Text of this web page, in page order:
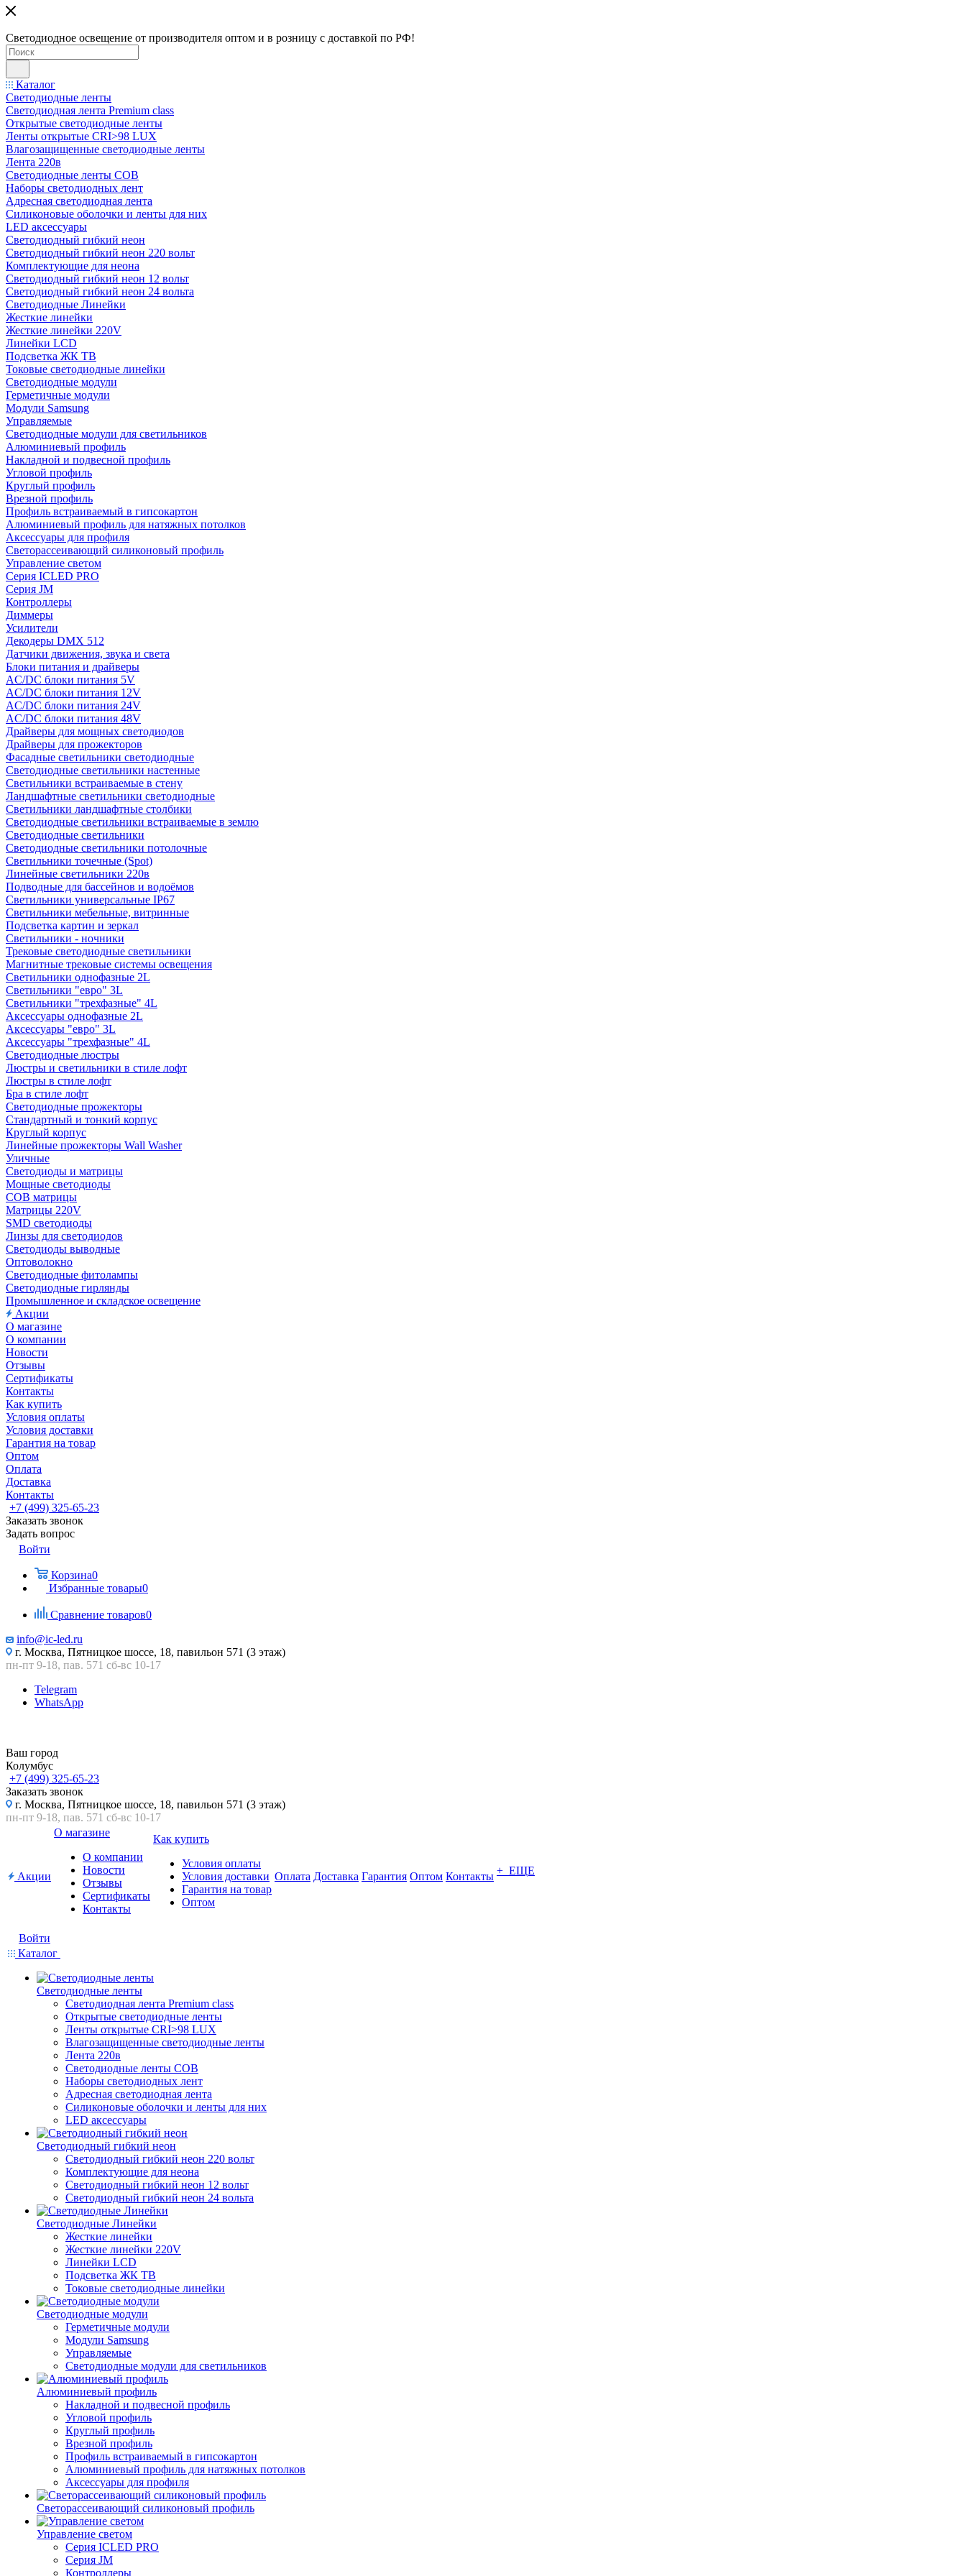
Светодиодное освещение от производителя оптом и в розницу с доставкой по РФ!
Каталог
Светодиодные ленты
Светодиодная лента Premium class
Открытые светодиодные ленты
Ленты открытые CRI>98 LUX
Влагозащищенные светодиодные ленты
Лента 220в
Светодиодные ленты COB
Наборы светодиодных лент
Адресная светодиодная лента
Силиконовые оболочки и ленты для них
LED аксессуары
Светодиодный гибкий неон
Светодиодный гибкий неон 220 вольт
Комплектующие для неона
Светодиодный гибкий неон 12 вольт
Светодиодный гибкий неон 24 вольта
Светодиодные Линейки
Жесткие линейки
Жесткие линейки 220V
Линейки LCD
Подсветка ЖК ТВ
Токовые светодиодные линейки
Светодиодные модули
Герметичные модули
Модули Samsung
Управляемые
Светодиодные модули для светильников
Алюминиевый профиль
Накладной и подвесной профиль
Угловой профиль
Круглый профиль
Врезной профиль
Профиль встраиваемый в гипсокартон
Алюминиевый профиль для натяжных потолков
Аксессуары для профиля
Светорассеивающий силиконовый профиль
Управление светом
Серия ICLED PRO
Серия JM
Контроллеры
Диммеры
Усилители
Декодеры DMX 512
Датчики движения, звука и света
Блоки питания и драйверы
AC/DC блоки питания 5V
AC/DC блоки питания 12V
AC/DC блоки питания 24V
AC/DC блоки питания 48V
Драйверы для мощных светодиодов
Драйверы для прожекторов
Фасадные светильники светодиодные
Светодиодные светильники настенные
Светильники встраиваемые в стену
Ландшафтные светильники светодиодные
Светильники ландшафтные столбики
Светодиодные светильники встраиваемые в землю
Светодиодные светильники
Светодиодные светильники потолочные
Светильники точечные (Spot)
Линейные светильники 220в
Подводные для бассейнов и водоёмов
Светильники универсальные IP67
Светильники мебельные, витринные
Подсветка картин и зеркал
Светильники - ночники
Трековые светодиодные светильники
Магнитные трековые системы освещения
Светильники однофазные 2L
Светильники "евро" 3L
Светильники "трехфазные" 4L
Аксессуары однофазные 2L
Аксессуары "евро" 3L
Аксессуары "трехфазные" 4L
Светодиодные люстры
Люстры и светильники в стиле лофт
Люстры в стиле лофт
Бра в стиле лофт
Светодиодные прожекторы
Стандартный и тонкий корпус
Круглый корпус
Линейные прожекторы Wall Washer
Уличные
Светодиоды и матрицы
Мощные светодиоды
COB матрицы
Матрицы 220V
SMD светодиоды
Линзы для светодиодов
Светодиоды выводные
Оптоволокно
Светодиодные фитолампы
Светодиодные гирлянды
Промышленное и складское освещение
Акции
О магазине
О компании
Новости
Отзывы
Сертификаты
Контакты
Как купить
Условия оплаты
Условия доставки
Гарантия на товар
Оптом
Оплата
Доставка
Контакты
+7 (499) 325-65-23
Заказать звонок
Задать вопрос
Войти
Корзина0
Избранные товары0
Сравнение товаров0
info@ic-led.ru
г. Москва, Пятницкое шоссе, 18, павильон 571 (3 этаж)
пн-пт 9-18, пав. 571 сб-вс 10-17
Telegram
WhatsApp
Ваш город
Колумбус
+7 (499) 325-65-23
Заказать звонок
г. Москва, Пятницкое шоссе, 18, павильон 571 (3 этаж)
пн-пт 9-18, пав. 571 сб-вс 10-17
Акции
О магазине
О компании
Новости
Отзывы
Сертификаты
Контакты
Как купить
Условия оплаты
Условия доставки
Гарантия на товар
Оптом
Оплата Доставка Гарантия Оптом Контакты + ЕЩЕ
Войти
Каталог
Светодиодные ленты
Светодиодная лента Premium class
Открытые светодиодные ленты
Ленты открытые CRI>98 LUX
Влагозащищенные светодиодные ленты
Лента 220в
Светодиодные ленты COB
Наборы светодиодных лент
Адресная светодиодная лента
Силиконовые оболочки и ленты для них
LED аксессуары
Светодиодный гибкий неон
Светодиодный гибкий неон 220 вольт
Комплектующие для неона
Светодиодный гибкий неон 12 вольт
Светодиодный гибкий неон 24 вольта
Светодиодные Линейки
Жесткие линейки
Жесткие линейки 220V
Линейки LCD
Подсветка ЖК ТВ
Токовые светодиодные линейки
Светодиодные модули
Герметичные модули
Модули Samsung
Управляемые
Светодиодные модули для светильников
Алюминиевый профиль
Накладной и подвесной профиль
Угловой профиль
Круглый профиль
Врезной профиль
Профиль встраиваемый в гипсокартон
Алюминиевый профиль для натяжных потолков
Аксессуары для профиля
Светорассеивающий силиконовый профиль
Управление светом
Серия ICLED PRO
Серия JM
Контроллеры